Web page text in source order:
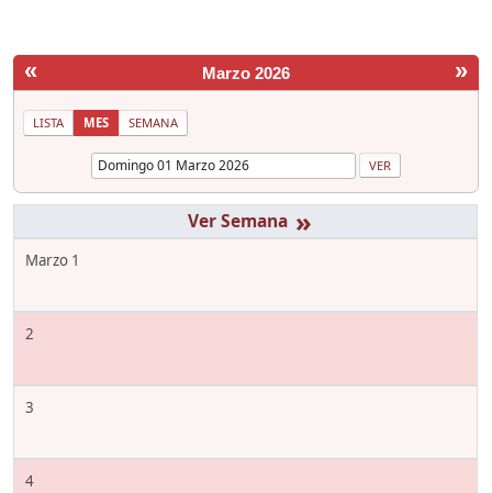
« »
Marzo 2026
LISTA MES SEMANA
»
Marzo 1
2
3
4